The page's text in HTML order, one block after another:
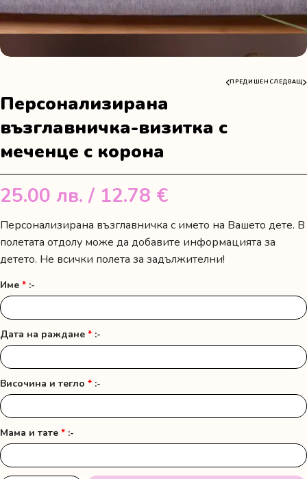
ПРЕДИШЕН СЛЕДВАЩ
Персонализирана
възглавничка-визитка с
меченце с корона
25.00 лв. / 12.78 €
Персонализирана възглавничка с името на Вашето дете. В
полетата отдолу може да добавите информацията за
детето. Не всички полета за задължителни!
Име * :-
Дата на раждане * :-
Височина и тегло * :-
Мама и тате * :-